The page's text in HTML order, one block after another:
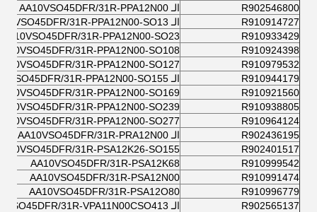
R902546800
الـ AA10VSO45DFR/31R-PPA12N00
R910914727
الـ AA10VSO45DFR/31R-PPA12N00-SO13
R910933429
AA10VSO45DFR/31R-PPA12N00-SO23
R910924398
31R-PPA12N00-SO108
R910979532
31R-PPA12N00-SO127
R910944179
الـ AA10VSO45DFR/31R-PPA12N00-SO155
R910921560
31R-PPA12N00-SO169
R910938805
31R-PPA12N00-SO239
R910964124
31R-PPA12N00-SO277
R902436195
الـ AA10VSO45DFR/31R-PRA12N00
R902401517
31R-PSA12K26-SO155
R910999542
AA10VSO45DFR/31R-PSA12K68
R910991474
AA10VSO45DFR/31R-PSA12N00
R910996779
AA10VSO45DFR/31R-PSA12O80
R902565137
الـ AA10VSO45DFR/31R-VPA11N00CSO413